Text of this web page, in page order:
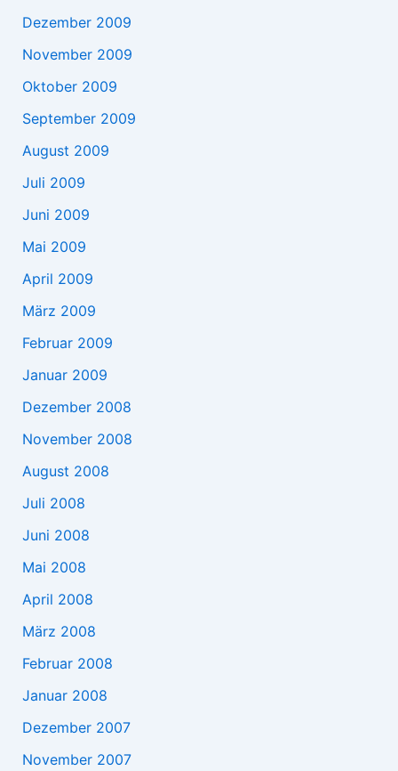
Dezember 2009
November 2009
Oktober 2009
September 2009
August 2009
Juli 2009
Juni 2009
Mai 2009
April 2009
März 2009
Februar 2009
Januar 2009
Dezember 2008
November 2008
August 2008
Juli 2008
Juni 2008
Mai 2008
April 2008
März 2008
Februar 2008
Januar 2008
Dezember 2007
November 2007